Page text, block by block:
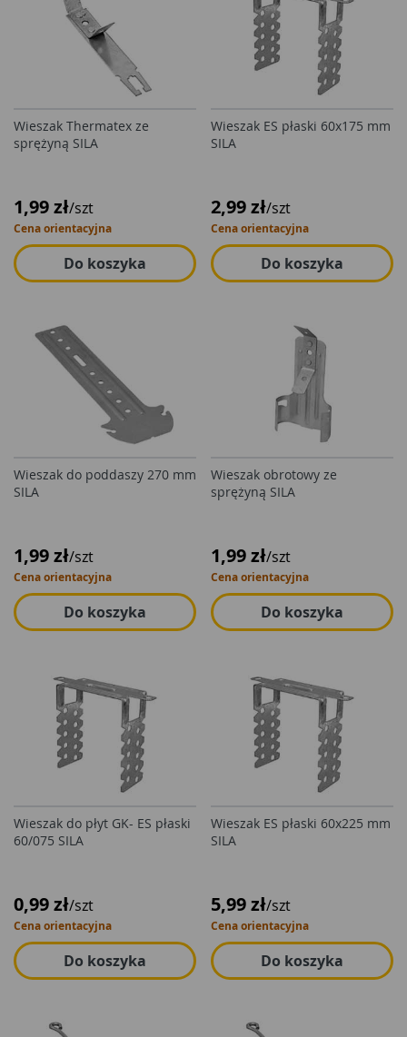
Wieszak Thermatex ze
sprężyną SILA
1,99 zł/szt
Cena orientacyjna
Do koszyka
Wieszak ES płaski 60x175 mm
SILA
2,99 zł/szt
Cena orientacyjna
Do koszyka
Wieszak do poddaszy 270 mm
SILA
1,99 zł/szt
Cena orientacyjna
Do koszyka
Wieszak obrotowy ze
sprężyną SILA
1,99 zł/szt
Cena orientacyjna
Do koszyka
Wieszak do płyt GK- ES płaski
60/075 SILA
0,99 zł/szt
Cena orientacyjna
Do koszyka
Wieszak ES płaski 60x225 mm
SILA
5,99 zł/szt
Cena orientacyjna
Do koszyka